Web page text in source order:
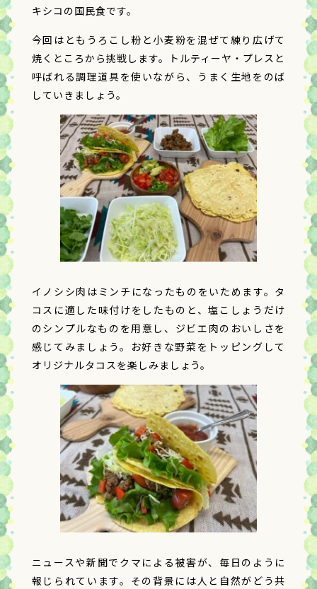
キシコの国民食です。
今回はともうろこし粉と小麦粉を混ぜて練り広げて
焼くところから挑戦します。トルティーヤ・プレスと
呼ばれる調理道具を使いながら、うまく生地をのば
していきましょう。
イノシシ肉はミンチになったものをいためます。タ
コスに適した味付けをしたものと、塩こしょうだけ
のシンプルなものを用意し、ジビエ肉のおいしさを
感じてみましょう。お好きな野菜をトッピングして
オリジナルタコスを楽しみましょう。
ニュースや新聞でクマによる被害が、毎日のように
報じられています。その背景には人と自然がどう共